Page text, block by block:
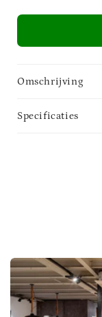
Omschrijving
Specificaties